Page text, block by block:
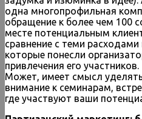
одна многопрофильная
обращение к более чем 100
месте потенциальным
сравнение с теми
которые понесли
привлечения его участников.
Может, имеет смысл
внимание к семинарам,
где участвуют ваши